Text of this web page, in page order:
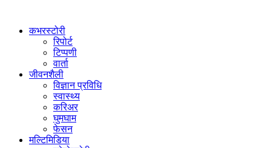
कभरस्टोरी
रिपोर्ट
टिप्पणी
वार्ता
जीवनशैली
विज्ञान प्रविधि
स्वास्थ्य
करिअर
घुमघाम
फेसन
मल्टिमिडिया